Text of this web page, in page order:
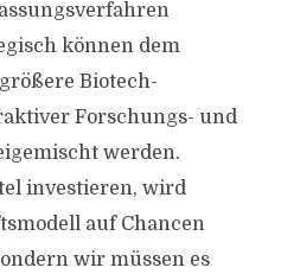
können dem
Biotech-
Forschungs- und
werden.
investieren, wird
auf Chancen
wir müssen es